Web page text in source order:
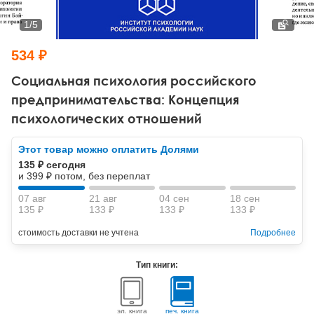
Тревожные расстройства, панические атаки
Психодрама
Другие направления психотерапии
Классический, эриксоновский гипноз и НЛП
НЛП
Психология труда и эргономика
Социальная психология
Социальная и организационная психология
Классический и юнгианский психоанализ
Социальная психология российского
предпринимательства: Концепция
психологических отношений
1/5
534 ₽
Этот товар можно оплатить Долями
135 ₽ сегодня
и 399 ₽ потом, без переплат
07 авг
135 ₽
21 авг
133 ₽
04 сен
133 ₽
18 сен
133 ₽
стоимость доставки не учтена Подробнее
Тип книги:
эл. книга печ. книга